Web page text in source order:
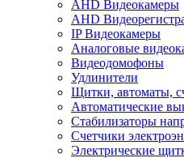
AHD Видеокамеры
AHD
IP Видеокамеры
Аналоговые
Видеодомофоны
Удлинители
Щитки, автоматы,
Автоматические
Стабилизаторы
Счетчики
Электрические